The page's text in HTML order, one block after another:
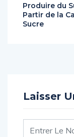
Produire du
Partir de la
Sucre
Laisser